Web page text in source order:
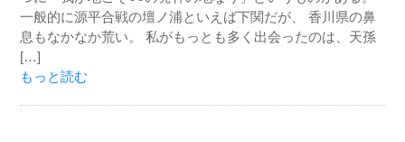
一般的に源平合戦の壇ノ浦といえば下関だが、 香川県の鼻
息もなかなか荒い。 私がもっとも多く出会ったのは、天孫
[…]
もっと読む